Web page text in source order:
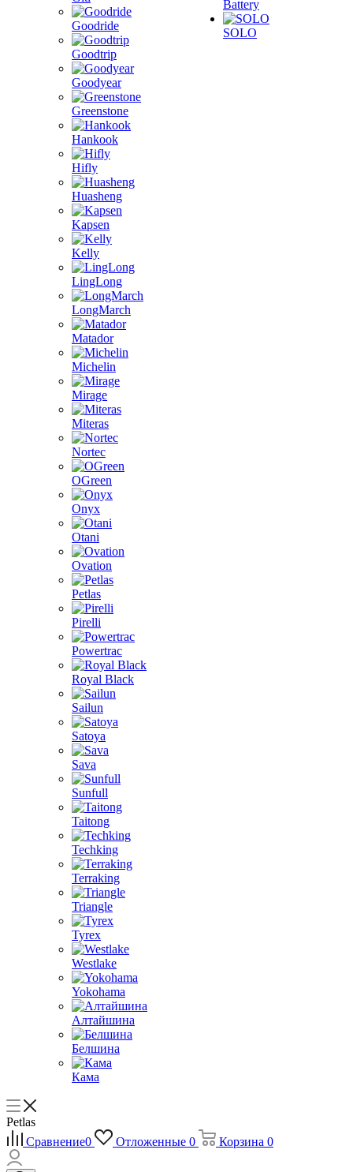
Goodride
Goodtrip
Goodyear
Greenstone
Hankook
Hifly
Huasheng
Kapsen
Kelly
LingLong
LongMarch
Matador
Michelin
Mirage
Miteras
Nortec
OGreen
Onyx
Otani
Ovation
Petlas
Pirelli
Powertrac
Royal Black
Sailun
Satoya
Sava
Sunfull
Taitong
Techking
Terraking
Triangle
Tyrex
Westlake
Yokohama
Алтайшина
Белшина
Кама
Battery
SOLO
Petlas
Сравнение0 Отложенные 0 Корзина 0